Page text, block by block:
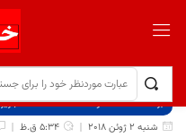
برگ نخست نوشته‌ها
اقدامات
شنبه 2 ژوئن 2018
5:34 ق.ظ